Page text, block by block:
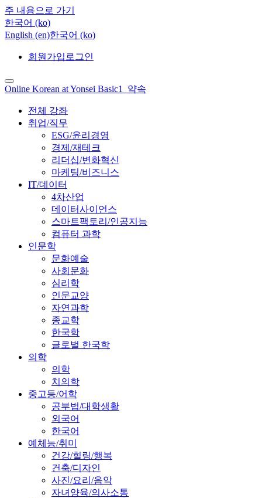
주 내용으로 가기
한국어 ‎(ko)‎
English ‎(en)‎한국어 ‎(ko)‎
회원가입 로그인
Online Korean at Yonsei Basic1_약속
전체 강좌
취업/직무
ESG/윤리경영
경제/재테크
리더십/변화혁신
마케팅/비즈니스
IT/데이터
4차산업
데이터사이언스
스마트팩토리/인공지능
컴퓨터 과학
인문학
문화예술
사회문화
심리학
인문교양
자연과학
종교학
한국학
글로벌 한국학
의학
의학
치의학
중고등/어학
공부법/대학생활
외국어
한국어
예체능/취미
건강/힐링/행복
건축/디자인
사진/요리/음악
자녀양육/의사소통